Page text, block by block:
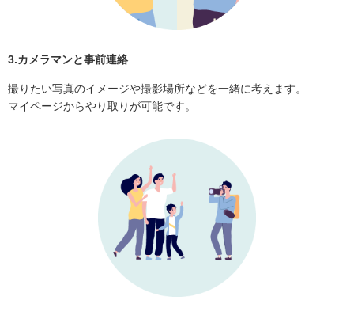
3.カメラマンと事前連絡
撮りたい写真のイメージや撮影場所などを一緒に考えます。
マイページからやり取りが可能です。